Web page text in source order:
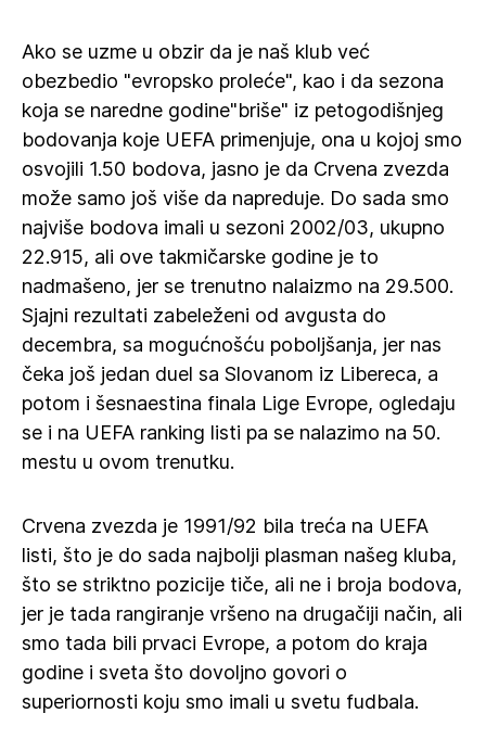
Ako se uzme u obzir da je naš klub već
obezbedio "evropsko proleće", kao i da sezona
koja se naredne godine"briše" iz petogodišnjeg
bodovanja koje UEFA primenjuje, ona u kojoj smo
osvojili 1.50 bodova, jasno je da Crvena zvezda
može samo još više da napreduje. Do sada smo
najviše bodova imali u sezoni 2002/03, ukupno
22.915, ali ove takmičarske godine je to
nadmašeno, jer se trenutno nalaizmo na 29.500.
Sjajni rezultati zabeleženi od avgusta do
decembra, sa mogućnošću poboljšanja, jer nas
čeka još jedan duel sa Slovanom iz Libereca, a
potom i šesnaestina finala Lige Evrope, ogledaju
se i na UEFA ranking listi pa se nalazimo na 50.
mestu u ovom trenutku.
Crvena zvezda je 1991/92 bila treća na UEFA
listi, što je do sada najbolji plasman našeg kluba,
što se striktno pozicije tiče, ali ne i broja bodova,
jer je tada rangiranje vršeno na drugačiji način, ali
smo tada bili prvaci Evrope, a potom do kraja
godine i sveta što dovoljno govori o
superiornosti koju smo imali u svetu fudbala.